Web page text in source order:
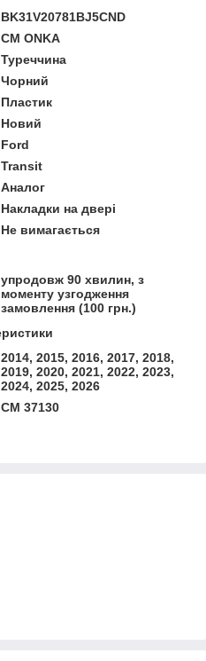
BK31V20781BJ5CND
CM ONKA
Туреччина
Чорний
Пластик
Новий
Ford
Transit
Аналог
Накладки на двері
Не вимагається
упродовж 90 хвилин, з
моменту узгодження
замовлення (100 грн.)
2014, 2015, 2016, 2017, 2018,
2019, 2020, 2021, 2022, 2023,
2024, 2025, 2026
CM 37130